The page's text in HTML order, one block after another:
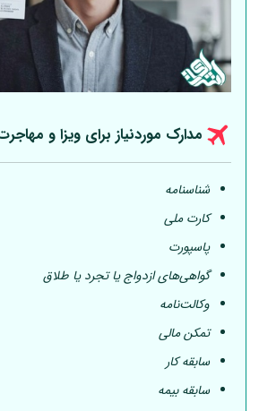
مدارک موردنیاز برای ویزا و
شناسنامه
کارت ملی
پاسپورت
گواهی‌های ازدواج یا تجرد یا طلاق
وکالت‌نامه
تمکن مالی
سابقه کار
سابقه بیمه